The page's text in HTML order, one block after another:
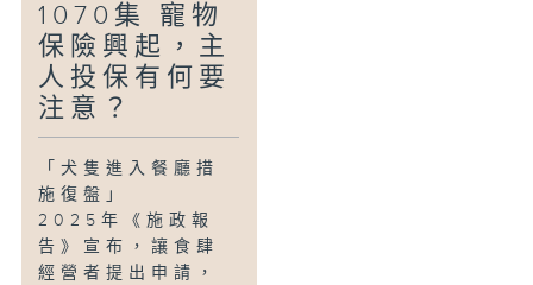
1070集 寵物
保險興起，主
人投保有何要
注意？
「犬隻進入餐廳措
施復盤」
2025年《施政報
告》宣布，讓食肆
經營者提出申請，